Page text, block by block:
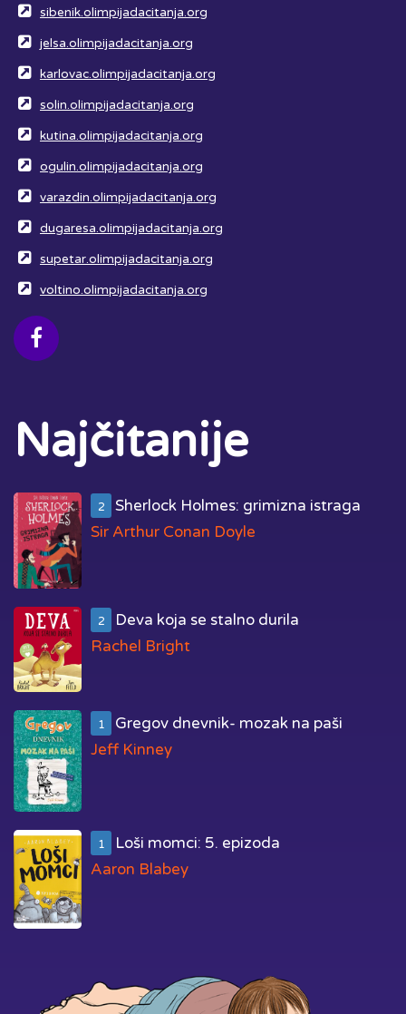
sibenik.olimpijadacitanja.org
jelsa.olimpijadacitanja.org
karlovac.olimpijadacitanja.org
solin.olimpijadacitanja.org
kutina.olimpijadacitanja.org
ogulin.olimpijadacitanja.org
varazdin.olimpijadacitanja.org
dugaresa.olimpijadacitanja.org
supetar.olimpijadacitanja.org
voltino.olimpijadacitanja.org
Najčitanije
2
Sherlock Holmes: grimizna istraga
Sir Arthur Conan Doyle
2
Deva koja se stalno durila
Rachel Bright
1
Gregov dnevnik- mozak na paši
Jeff Kinney
1
Loši momci: 5. epizoda
Aaron Blabey